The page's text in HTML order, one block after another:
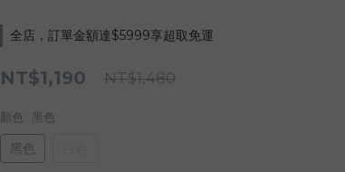
全店，訂單金額達$5999享超取免運
NT$1,190 NT$1,480
顏色 : 黑色
黑色